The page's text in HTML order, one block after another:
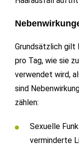
Grundsätzlich gilt
pro Tag, wie sie
verwendet wird,
sind
zählen:
Sexuelle
verminderte